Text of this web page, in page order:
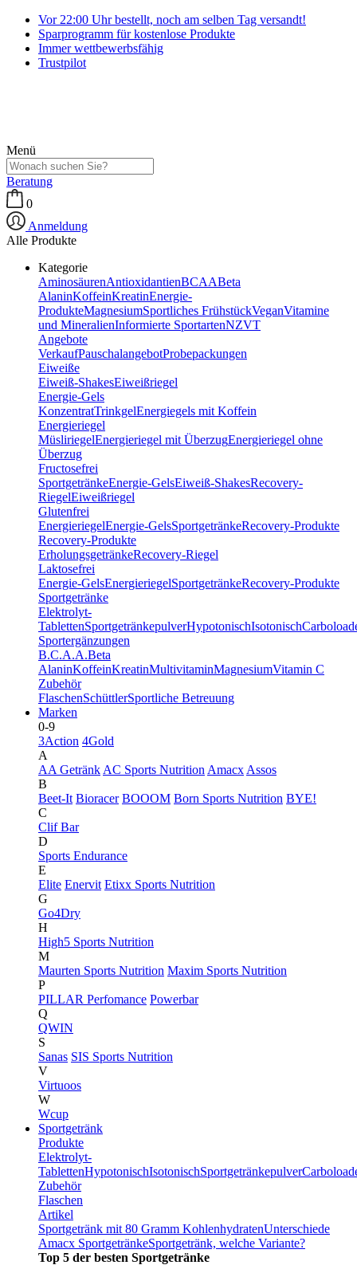
Vor 22:00 Uhr bestellt, noch am selben Tag versandt!
Sparprogramm für kostenlose Produkte
Immer wettbewerbsfähig
Trustpilot
Menü
Beratung
0
Anmeldung
Alle Produkte
Kategorie
AminosäurenAntioxidantienBCAABeta
AlaninKoffeinKreatinEnergie-
ProdukteMagnesiumSportliches FrühstückVeganVitamine
und MineralienInformierte SportartenNZVT
Angebote
VerkaufPauschalangebotProbepackungen
Eiweiße
Eiweiß-ShakesEiweißriegel
Energie-Gels
KonzentratTrinkgelEnergiegels mit Koffein
Energieriegel
MüsliriegelEnergieriegel mit ÜberzugEnergieriegel ohne
Überzug
Fructosefrei
SportgetränkeEnergie-GelsEiweiß-ShakesRecovery-
RiegelEiweißriegel
Glutenfrei
EnergieriegelEnergie-GelsSportgetränkeRecovery-Produkte
Recovery-Produkte
ErholungsgetränkeRecovery-Riegel
Laktosefrei
Energie-GelsEnergieriegelSportgetränkeRecovery-Produkte
Sportgetränke
Elektrolyt-
TablettenSportgetränkepulverHypotonischIsotonisch
Sportergänzungen
B.C.A.A.Beta
AlaninKoffeinKreatinMultivitaminMagnesiumVitamin C
Zubehör
FlaschenSchüttlerSportliche Betreuung
Marken
0-9
3Action 4Gold
A
AA Getränk AC Sports Nutrition Amacx Assos
B
Beet-It Bioracer BOOOM Born Sports Nutrition BYE!
C
Clif Bar
D
Sports Endurance
E
Elite Enervit Etixx Sports Nutrition
G
Go4Dry
H
High5 Sports Nutrition
M
Maurten Sports Nutrition Maxim Sports Nutrition
P
PILLAR Perfomance Powerbar
Q
QWIN
S
Sanas SIS Sports Nutrition
V
Virtuoos
W
Wcup
Sportgetränk
Produkte
Elektrolyt-
TablettenHypotonischIsotonischSportgetränkepulver
Zubehör
Flaschen
Artikel
Sportgetränk mit 80 Gramm KohlenhydratenUnterschiede
Amacx SportgetränkeSportgetränk, welche Variante?
Top 5 der besten Sportgetränke